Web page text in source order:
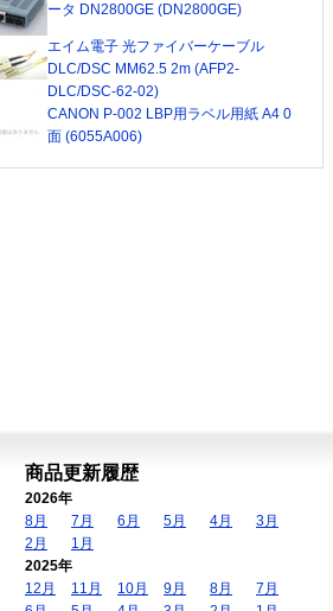
ータ DN2800GE (DN2800GE)
エイム電子 光ファイバーケーブル
DLC/DSC MM62.5 2m (AFP2-
DLC/DSC-62-02)
CANON P-002 LBP用ラベル用紙 A4 0
面 (6055A006)
商品更新履歴
2026年
8月
7月 6月 5月 4月
3月
2月
1月
2025年
12月
11月 10月 9月 8月
7月